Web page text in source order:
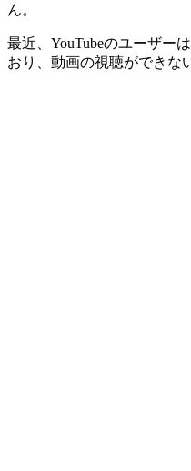
ん。
最近、YouTubeのユーザー
おり、動画の視聴ができな